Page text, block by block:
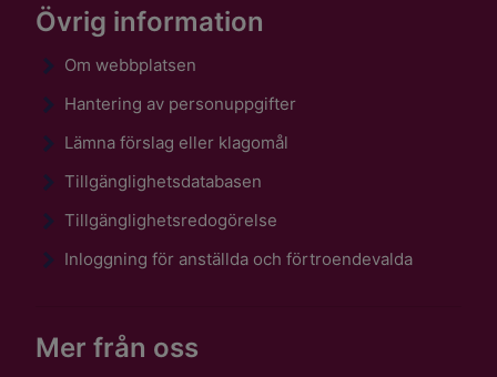
Övrig information
Om webbplatsen
Hantering av personuppgifter
Lämna förslag eller klagomål
Tillgänglighetsdatabasen
Tillgänglighetsredogörelse
Inloggning för anställda och förtroendevalda
Mer från oss